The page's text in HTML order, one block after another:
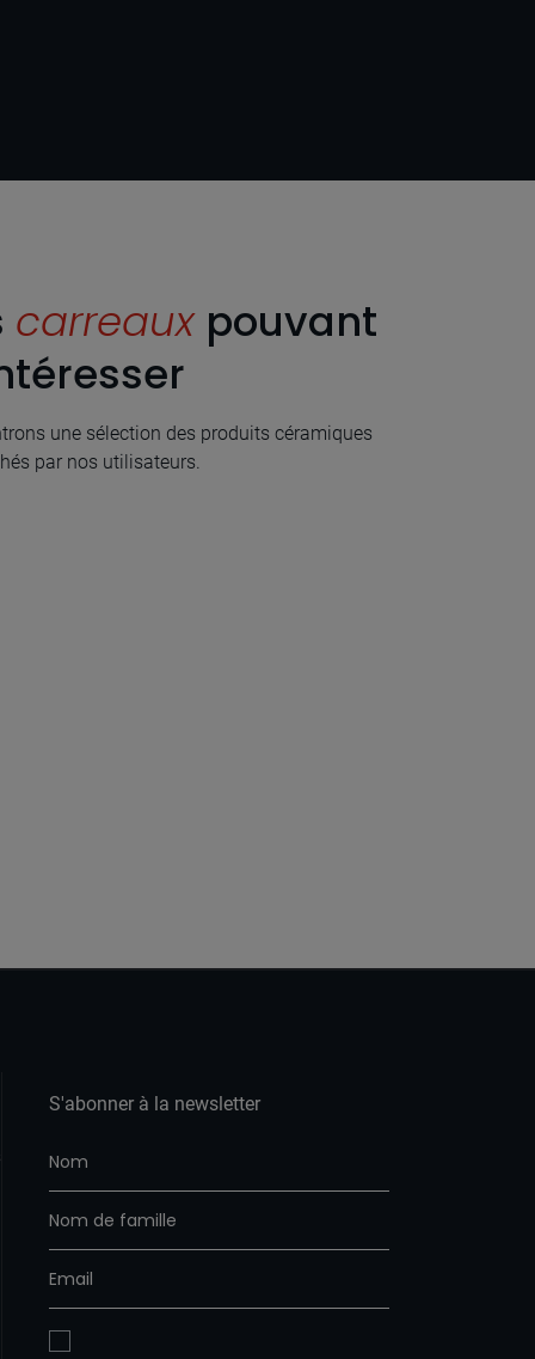
carreauxpouvant
une sélection des produits céramiques
par nos utilisateurs.
S'abonner à la newsletter